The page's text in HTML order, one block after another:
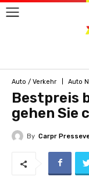
Auto / Verkehr Auto
Bestpreis
gehen Sie
By Carpr